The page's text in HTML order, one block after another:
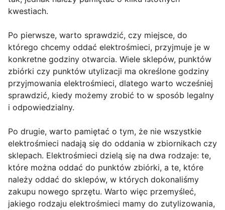
kwestiach.
Po pierwsze, warto sprawdzić, czy miejsce, do
którego chcemy oddać elektrośmieci, przyjmuje je w
konkretne godziny otwarcia. Wiele sklepów, punktów
zbiórki czy punktów utylizacji ma określone godziny
przyjmowania elektrośmieci, dlatego warto wcześniej
sprawdzić, kiedy możemy zrobić to w sposób legalny
i odpowiedzialny.
Po drugie, warto pamiętać o tym, że nie wszystkie
elektrośmieci nadają się do oddania w zbiornikach czy
sklepach. Elektrośmieci dzielą się na dwa rodzaje: te,
które można oddać do punktów zbiórki, a te, które
należy oddać do sklepów, w których dokonaliśmy
zakupu nowego sprzętu. Warto więc przemyśleć,
jakiego rodzaju elektrośmieci mamy do zutylizowania,